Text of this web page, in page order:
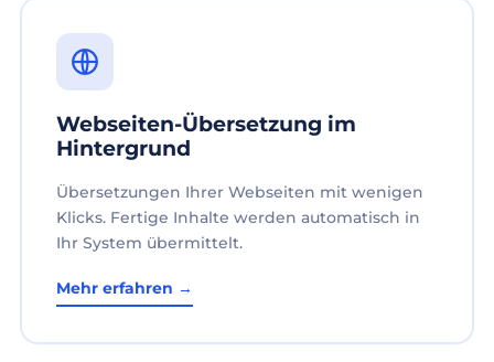
Webseiten-Übersetzung im
Hintergrund
Übersetzungen Ihrer Webseiten mit wenigen
Klicks. Fertige Inhalte werden automatisch in
Ihr System übermittelt.
Mehr erfahren →